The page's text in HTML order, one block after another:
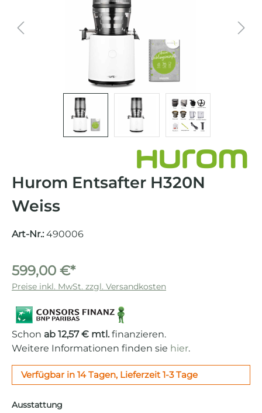
Hurom Entsafter H320N
Weiss
Art-Nr.: 490006
599,00 €*
Preise inkl. MwSt. zzgl. Versandkosten
Schon ab 12,57 € mtl. finanzieren.
Weitere Informationen finden sie hier.
Verfügbar in 14 Tagen, Lieferzeit 1-3 Tage
Ausstattung